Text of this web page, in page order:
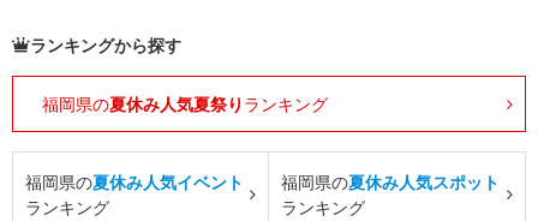
ランキングから探す
福岡県の夏休み人気夏祭り ランキング
福岡県の夏休み人気イベント
ランキング
福岡県の夏休み人気スポット
ランキング